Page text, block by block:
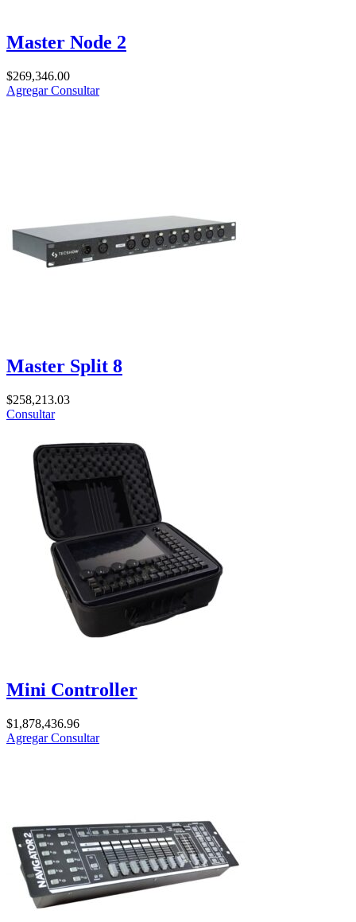
Master Node 2
$269,346.00
AgregarConsultar
Master Split 8
$258,213.03
Consultar
Mini Controller
$1,878,436.96
AgregarConsultar